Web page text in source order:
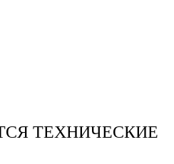
ТЕХНИЧЕСКИЕ